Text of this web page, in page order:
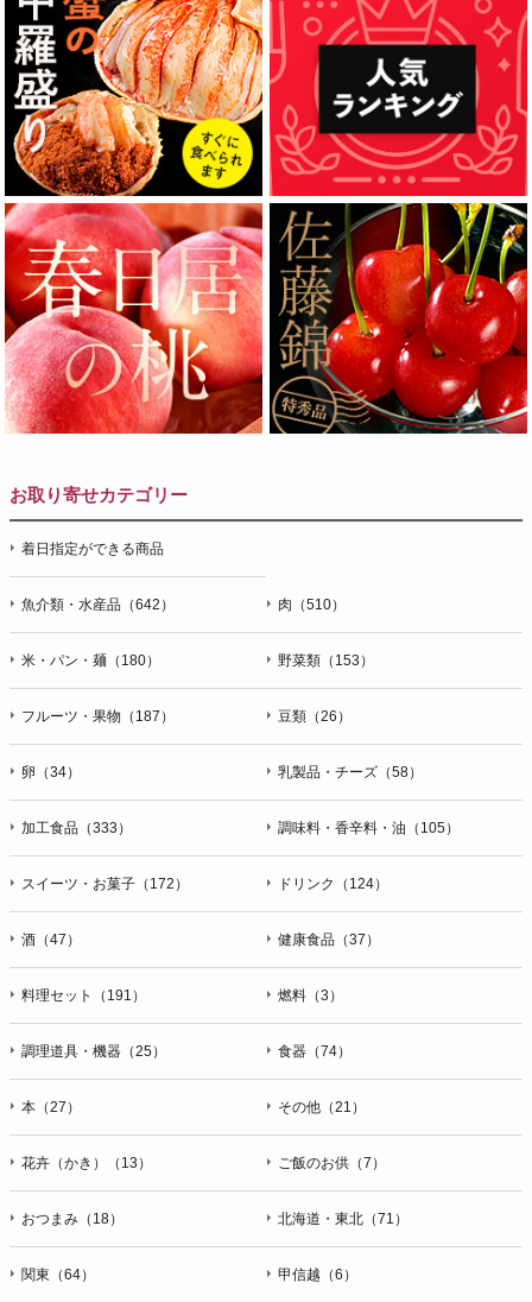
お取り寄せカテゴリー
着日指定ができる商品
魚介類・水産品（642） 肉（510）
米・パン・麺（180） 野菜類（153）
フルーツ・果物（187） 豆類（26）
卵（34） 乳製品・チーズ（58）
加工食品（333） 調味料・香辛料・油（105）
スイーツ・お菓子（172） ドリンク（124）
酒（47） 健康食品（37）
料理セット（191） 燃料（3）
調理道具・機器（25） 食器（74）
本（27） その他（21）
花卉（かき）（13） ご飯のお供（7）
おつまみ（18） 北海道・東北（71）
関東（64） 甲信越（6）